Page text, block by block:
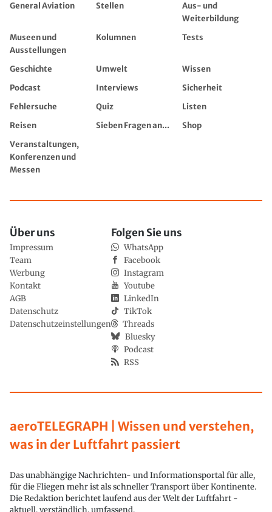
General Aviation
Stellen
Aus- und
Weiterbildung
Museen und
Ausstellungen
Kolumnen Tests
Geschichte Umwelt
Wissen
Podcast
Interviews
Sicherheit
Fehlersuche
Quiz
Listen
Reisen
Sieben Fragen an...
Shop
Veranstaltungen,
Konferenzen und
Messen
aeroTELEGRAPH | Wissen und verstehen,
was in der Luftfahrt passiert
Das unabhängige Nachrichten- und Informationsportal für alle,
für die Fliegen mehr ist als schneller Transport über Kontinente.
Die Redaktion berichtet laufend aus der Welt der Luftfahrt -
Über uns
Impressum
Team
Werbung
Kontakt
AGB
Datenschutz
Datenschutzeinstellungen
Folgen Sie uns
WhatsApp
Facebook
Instagram
Youtube
LinkedIn
TikTok
Threads
Bluesky
Podcast
RSS